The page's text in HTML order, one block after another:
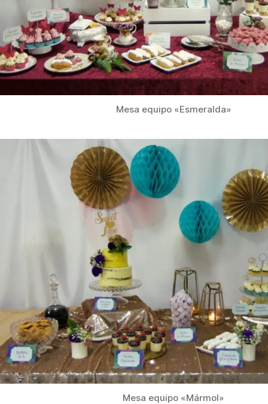
Mesa equipo «Esmeralda»
Mesa equipo «Mármol»